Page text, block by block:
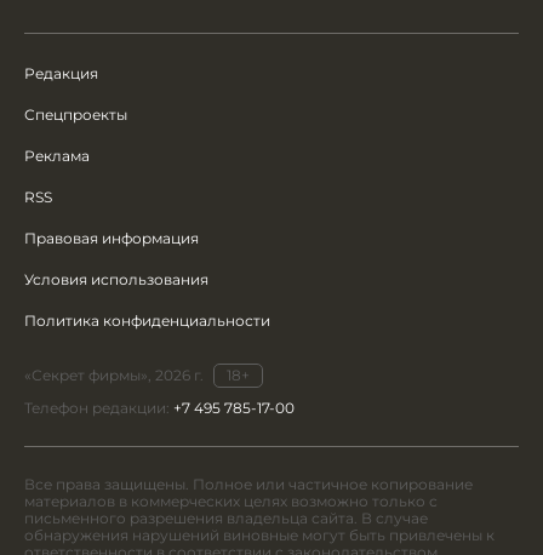
Редакция
Спецпроекты
Реклама
RSS
Правовая информация
Условия использования
Политика конфиденциальности
«Секрет фирмы», 2026 г.
18+
Телефон редакции: +7 495 785-17-00
Все права защищены. Полное или частичное копирование
материалов в коммерческих целях возможно только с
письменного разрешения владельца сайта. В случае
обнаружения нарушений виновные могут быть привлечены к